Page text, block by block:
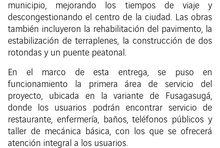
municipio, mejorando los tiempos de viaje y
descongestionando el centro de la ciudad. Las obras
también incluyeron la rehabilitación del pavimento, la
estabilización de terraplenes, la construcción de dos
rotondas y un puente peatonal.
En el marco de esta entrega, se puso en
funcionamiento la primera área de servicio del
proyecto, ubicada en la variante de Fusagasugá,
donde los usuarios podrán encontrar servicio de
restaurante, enfermería, baños, teléfonos públicos y
taller de mecánica básica, con los que se ofrecerá
atención integral a los usuarios.